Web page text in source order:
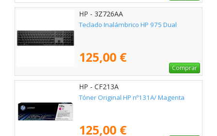
HP - 3Z726AA
Teclado Inalámbrico HP 975 Dual
125,00 €
Comprar
HP - CF213A
Tóner Original HP nº131A/ Magenta
125,00 €